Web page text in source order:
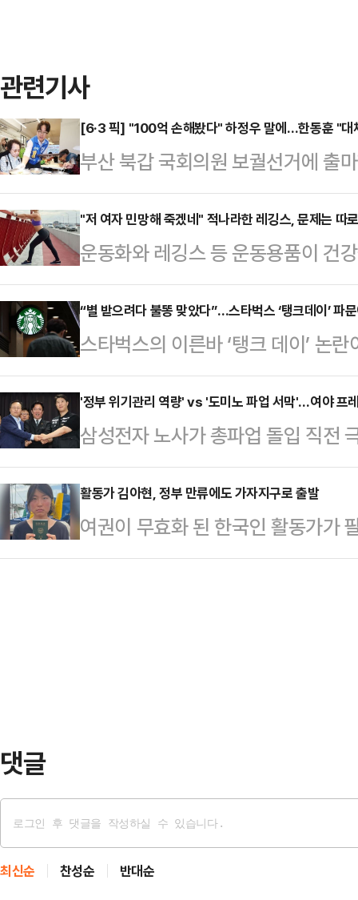
관련기사
[6·3 픽] "100억 손해봤다" 하정우 말에…한동훈 "대
부산 북갑 국회의원 보궐선거에 출
우 더불어민주당 후보의 '100억원
후보가 도대체 경쟁사인 업스테이
의 보상을 받은 것이냐"고 따져 물
에 "하 후보는 오늘 자기가 업스테
원'(대단한 거액이라는 취지로 보인
이 밝혔다.한 후보는 "네이버는 소
아도 허락해주는…
"저 여자 민망해 죽겠네" 적나라한 레깅스, 문제는 따
운동화와 레깅스 등 운동용품이 건
다.16일 관련업계에 따르면 영국
전문가인 니콜 딘은 최근 데일리메
만 운동할 때 착용하는 옷과 신발이
어 "운동용품을 만들 때 흔히 사용
소재의 옷을 세탁하고 입을 때마다
말했다.입자가 매우 작은 미세플라
통해 여러 장기에 …
“별 받으려다 불똥 맞았다”…스타벅스 ‘탱크데이’ 파
스타벅스의 이른바 ‘탱크 데이’ 논
운 카드사들도 상황을 예의주시하
잇달아 출시했지만, 불매운동 조짐
수 있다는 우려가 커지는 분위기다
와 제휴카드를 운영 중인 곳은 삼성
타벅스 삼성카드’를 출시했고, 우리
선보였다.신한카드도 스타벅스와
출시를 준비 중이다.하지만…
'정부 위기관리 역량' vs '도미노 파업 서막'…여야 프
삼성전자 노사가 총파업 돌입 직전
며 사상 초유의 반도체 공장 가동
은 계속되고 있다.여권은 청와대와
결과 국가 경제의 버팀목인 반도체
는 점을 강조하며 정부의 '경제 위
활동가 김아현, 정부 만류에도 가자지구로 출발
여권이 무효화 된 한국인 활동가가
태를 주시하고 있다고 연합뉴스가
댓글
최신순 찬성순 반대순